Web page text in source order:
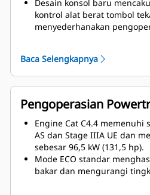
dapat disimpan dengan
digunakan.
operator menyesuaikan
untuk meningkatkan atau
guna mendapatkan
Desain konsol baru
kontrol alat berat tombol
menyederhanakan
Baca Selengkapnya
Pengoperasian
Engine Cat C4.4 memenuhi
AS dan Stage IIIA UE dan
sebesar 96,5 kW (131,5 hp).
Mode ECO standar
bakar dan mengurangi